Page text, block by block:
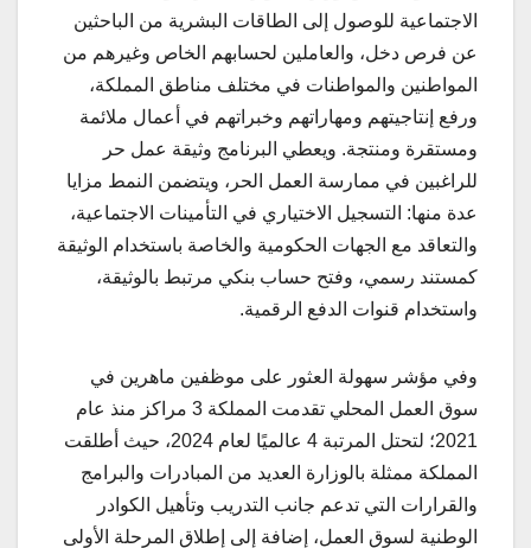
الاجتماعية للوصول إلى الطاقات البشرية من الباحثين
عن فرص دخل، والعاملين لحسابهم الخاص وغيرهم من
المواطنين والمواطنات في مختلف مناطق المملكة،
ورفع إنتاجيتهم ومهاراتهم وخبراتهم في أعمال ملائمة
ومستقرة ومنتجة. ويعطي البرنامج وثيقة عمل حر
للراغبين في ممارسة العمل الحر، ويتضمن النمط مزايا
عدة منها: التسجيل الاختياري في التأمينات الاجتماعية،
والتعاقد مع الجهات الحكومية والخاصة باستخدام الوثيقة
كمستند رسمي، وفتح حساب بنكي مرتبط بالوثيقة،
واستخدام قنوات الدفع الرقمية.
وفي مؤشر سهولة العثور على موظفين ماهرين في
سوق العمل المحلي تقدمت المملكة 3 مراكز منذ عام
2021؛ لتحتل المرتبة 4 عالميًا لعام 2024، حيث أطلقت
المملكة ممثلة بالوزارة العديد من المبادرات والبرامج
والقرارات التي تدعم جانب التدريب وتأهيل الكوادر
الوطنية لسوق العمل، إضافة إلى إطلاق المرحلة الأولى